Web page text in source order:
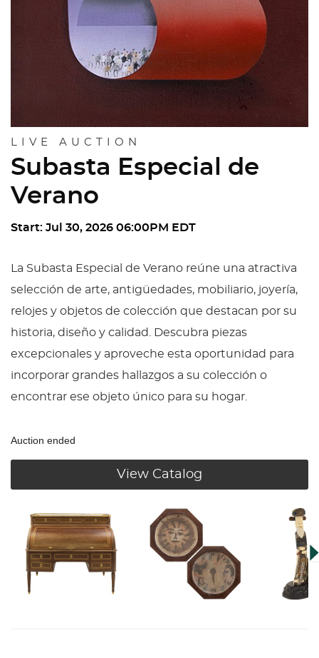
LIVE AUCTION
Subasta Especial de
Verano
Start: Jul 30, 2026 06:00PM EDT
La Subasta Especial de Verano reúne una atractiva
selección de arte, antigüedades, mobiliario, joyería,
relojes y objetos de colección que destacan por su
historia, diseño y calidad. Descubra piezas
excepcionales y aproveche esta oportunidad para
incorporar grandes hallazgos a su colección o
encontrar ese objeto único para su hogar.
Auction ended
View Catalog